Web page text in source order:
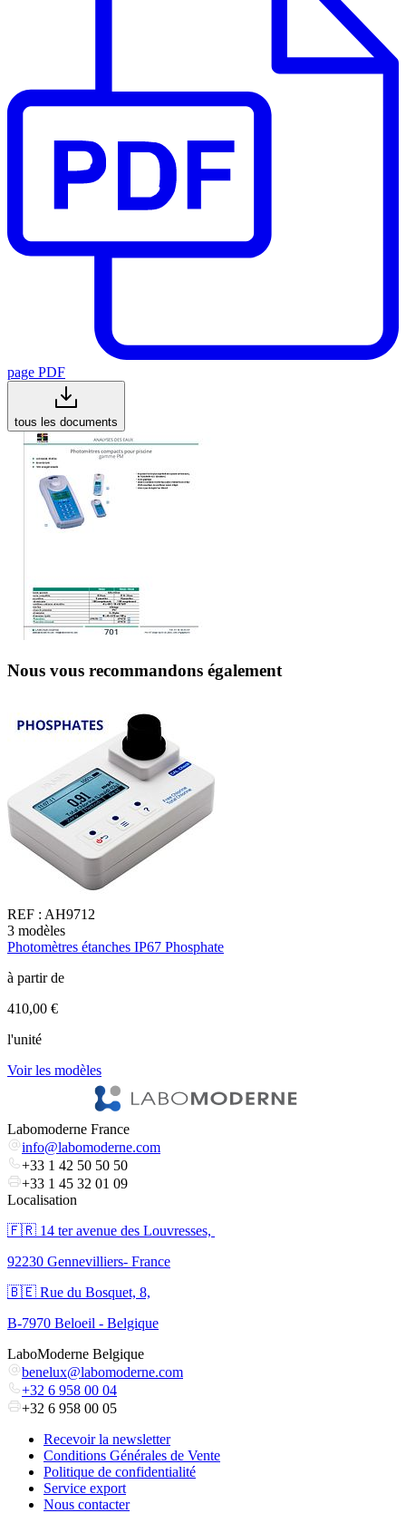
page PDF
tous les documents
Nous vous recommandons également
REF : AH9712
3 modèles
Photomètres étanches IP67 Phosphate
à partir de
410,00 €
l'unité
Voir les modèles
Labomoderne France
info@labomoderne.com
+33 1 42 50 50 50
+33 1 45 32 01 09
Localisation
🇫🇷 ​14 ter avenue des Louvresses,
92230 Gennevilliers- France
🇧🇪 Rue du Bosquet, 8,
B-7970 Beloeil - Belgique
LaboModerne Belgique
benelux@labomoderne.com
+32 6 958 00 04
+32 6 958 00 05
Recevoir la newsletter
Conditions Générales de Vente
Politique de confidentialité
Service export
Nous contacter